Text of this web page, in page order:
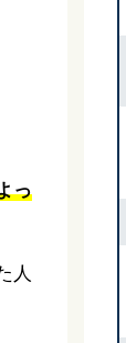
っ
人